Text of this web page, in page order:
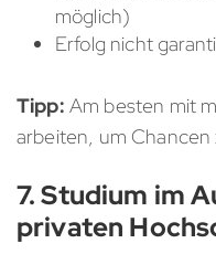
möglich)
Erfolg nicht
Tipp: Am besten mit
arbeiten, um Chancen
7. Studium im
privaten